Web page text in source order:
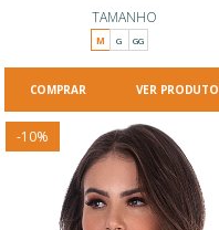
TAMANHO
M G GG
VER PRODUTO
-10%